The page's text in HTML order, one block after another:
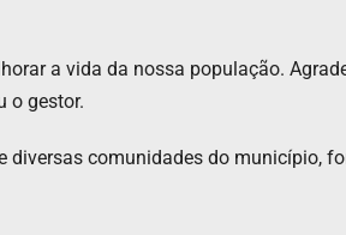
a vida da nossa população.
o gestor.
diversas comunidades do município,